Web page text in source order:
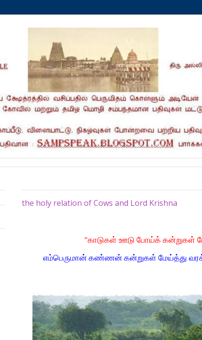
the holy relation of Cows and Lord Krishna
"காடுகள் ஊடு போய்க் கன்றுகள்
எம்பெருமான் கண்ணன் கன்றுகள் மேய்த்து